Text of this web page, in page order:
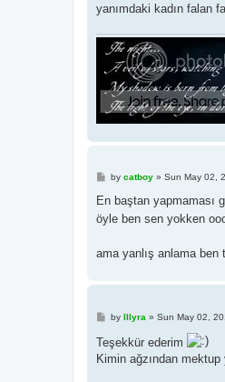
yanımdaki kadın falan
P
s
by catboy» Sun May 02,
En baştan yapmaması
öyle ben sen yokken
ama yanlış anlama
P
t
by Illyra » Sun May 02,
Teşekkür ederim
Kimin ağzından